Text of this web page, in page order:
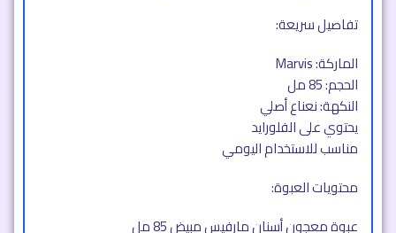
تفاصيل سريعة:
الماركة: Marvis
الحجم: 85 مل
النكهة: نعناع أصلي
يحتوي على الفلورايد
مناسب للاستخدام اليومي
محتويات العبوة:
عبوة معجون أسنان مارفيس مبيض 85 مل